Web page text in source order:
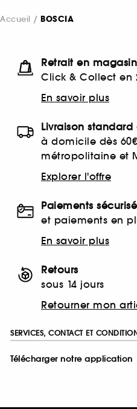
Accueil BOSCIA
Retrait en magasin
Click & Collect en
En savoir plus
Livraison standard
à domicile dès
métropolitaine et
Explorer l'offre
Paiements
et paiements en
En savoir plus
Retours
sous 14 jours
Retourner mon
SERVICES, CONTACT ET
Télécharger notre application